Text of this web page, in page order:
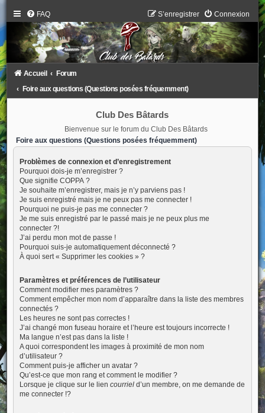
FAQ Connexion
S’enregistrer
Accueil
Forum
Foire aux questions (Questions posées fréquemment)
Club Des Bâtards
Bienvenue sur le forum du Club Des Bâtards
Foire aux questions (Questions posées fréquemment)
Problèmes de connexion et d’enregistrement
Pourquoi dois-je m’enregistrer ?
Que signifie COPPA ?
Je souhaite m’enregistrer, mais je n’y parviens pas !
Je suis enregistré mais je ne peux pas me connecter !
Pourquoi ne puis-je pas me connecter ?
Je me suis enregistré par le passé mais je ne peux plus me
connecter ?!
J’ai perdu mon mot de passe !
Pourquoi suis-je automatiquement déconnecté ?
À quoi sert « Supprimer les cookies » ?
Paramètres et préférences de l’utilisateur
Comment modifier mes paramètres ?
Comment empêcher mon nom d’apparaître dans la liste des membres
connectés ?
Les heures ne sont pas correctes !
J’ai changé mon fuseau horaire et l’heure est toujours incorrecte !
Ma langue n’est pas dans la liste !
A quoi correspondent les images à proximité de mon nom
d’utilisateur ?
Comment puis-je afficher un avatar ?
Qu’est-ce que mon rang et comment le modifier ?
Lorsque je clique sur le lien courrield’un membre, on me demande de
me connecter !?